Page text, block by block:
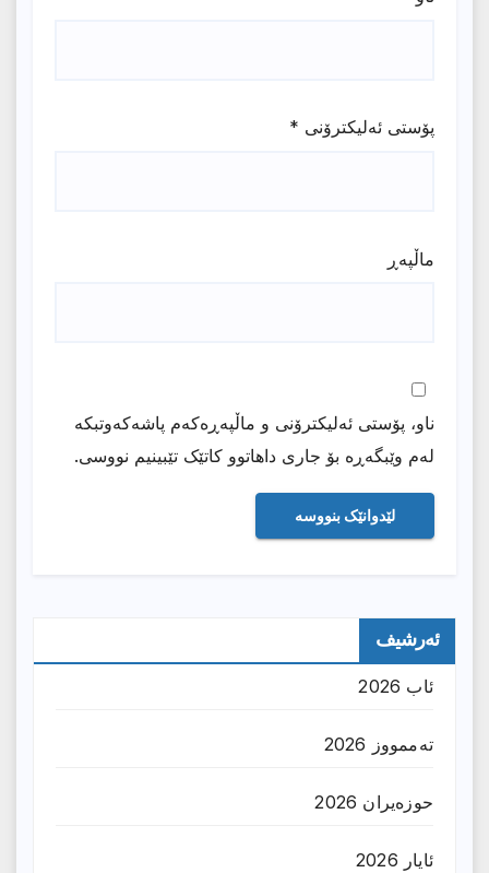
پۆستی ئەلیکترۆنی *
ماڵپه‌ڕ
ناو، پۆستی ئەلیکترۆنی و ماڵپەڕەکەم پاشەکەوتبکە
لەم وێبگەڕە بۆ جاری داهاتوو کاتێک تێبینیم نووسی.
ئەرشیف
ئاب 2026
تەممووز 2026
حوزه‌یران 2026
ئایار 2026